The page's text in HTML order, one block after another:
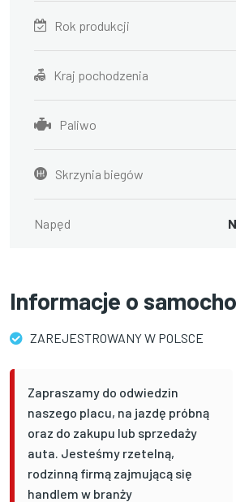
Rok produkcji
Kraj pochodzenia
Paliwo
Skrzynia biegów
Napęd
Informacje o
ZAREJESTROWANY W POLSCE
Zapraszamy do odwiedzin
naszego placu, na jazdę próbną
oraz do zakupu lub sprzedaży
auta. Jesteśmy rzetelną,
rodzinną firmą zajmującą się
handlem w branży